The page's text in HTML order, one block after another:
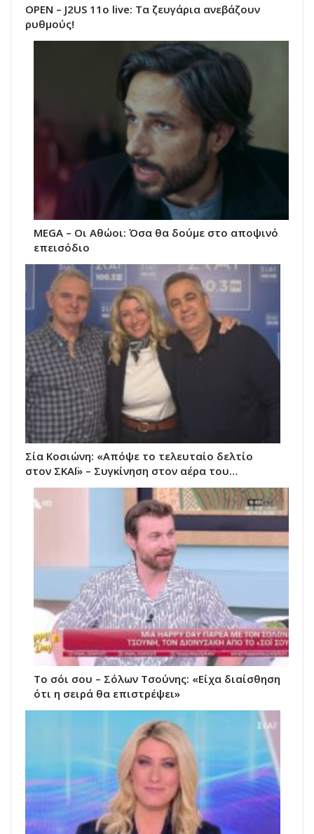
ΟΡΕΝ – J2US 11ο live: Tα ζευγάρια ανεβάζουν
ρυθμούς!
MEGA – Οι Αθώοι: Όσα θα δούμε στο αποψινό
επεισόδιο
Σία Κοσιώνη: «Απόψε το τελευταίο δελτίο
στον ΣΚΑΪ» – Συγκίνηση στον αέρα του…
Το σόι σου – Σόλων Τσούνης: «Είχα διαίσθηση
ότι η σειρά θα επιστρέψει»